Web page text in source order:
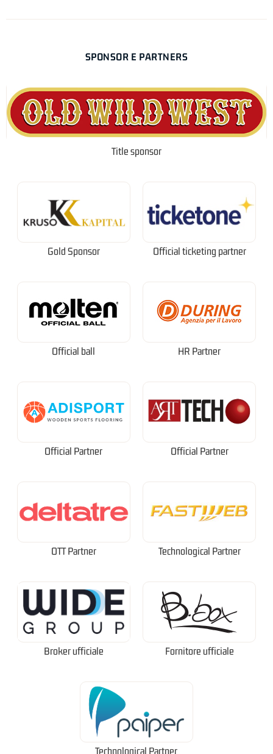
SPONSOR E PARTNERS
Title sponsor
Gold Sponsor Official ticketing partner
Official ball HR Partner
Official Partner Official Partner
OTT Partner Technological Partner
Broker ufficiale Fornitore ufficiale
Technological Partner